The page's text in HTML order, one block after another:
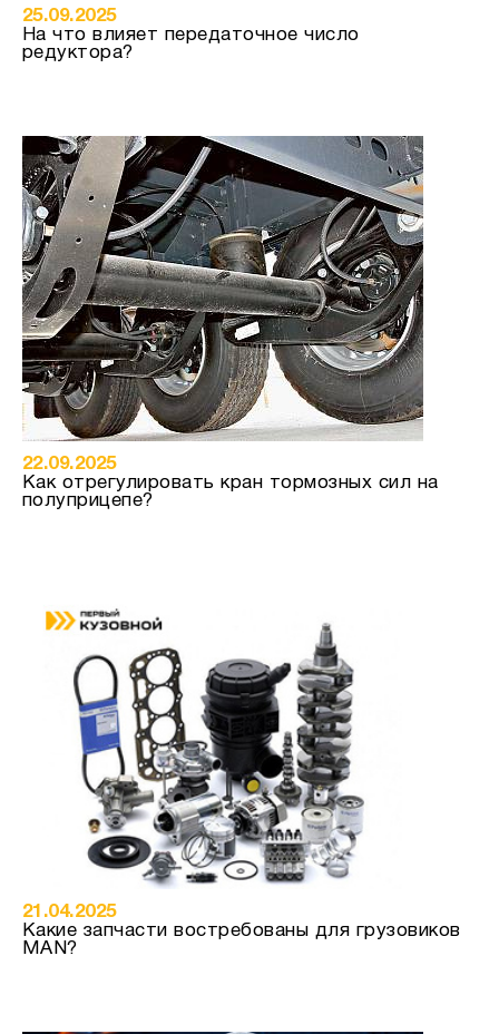
25.09.2025
На что влияет передаточное число
редуктора?
22.09.2025
Как отрегулировать кран тормозных сил на
полуприцепе?
21.04.2025
Какие запчасти востребованы для грузовиков
MAN?